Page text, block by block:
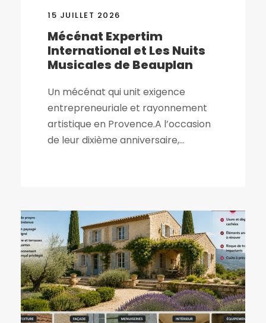
15 JUILLET 2026
Mécénat Expertim
International et Les Nuits
Musicales de Beauplan
Un mécénat qui unit exigence
entrepreneuriale et rayonnement
artistique en Provence.A l’occasion
de leur dixième anniversaire,...